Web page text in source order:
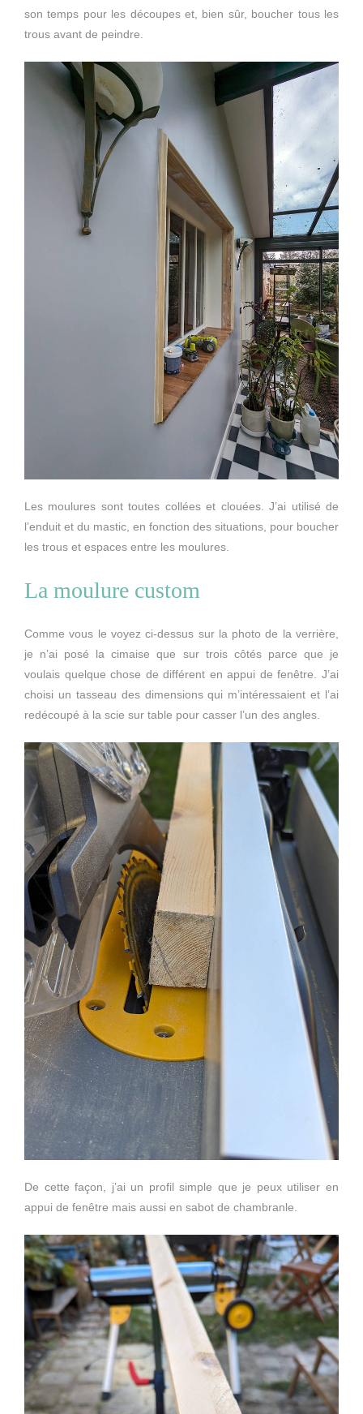
son temps pour les découpes et, bien sûr, boucher tous les
trous avant de peindre.
Les moulures sont toutes collées et clouées. J’ai utilisé de
l’enduit et du mastic, en fonction des situations, pour boucher
les trous et espaces entre les moulures.
La moulure custom
Comme vous le voyez ci-dessus sur la photo de la verrière,
je n’ai posé la cimaise que sur trois côtés parce que je
voulais quelque chose de différent en appui de fenêtre. J’ai
choisi un tasseau des dimensions qui m’intéressaient et l’ai
redécoupé à la scie sur table pour casser l’un des angles.
De cette façon, j’ai un profil simple que je peux utiliser en
appui de fenêtre mais aussi en sabot de chambranle.